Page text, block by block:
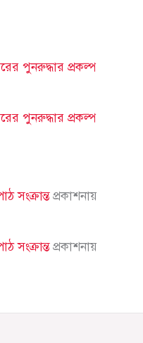
পুনরুদ্ধার প্রকল্প
পুনরুদ্ধার প্রকল্প
সংক্রান্তপ্রকাশনায়
সংক্রান্তপ্রকাশনায়